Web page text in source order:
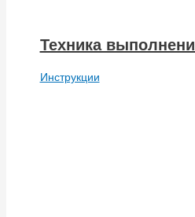
Техника
Инструкции